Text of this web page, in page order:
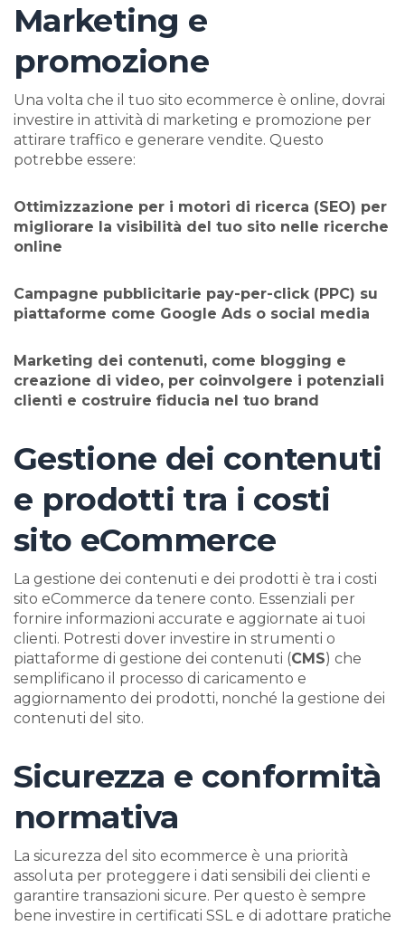
Marketing e
promozione
Una volta che il tuo sito ecommerce è online, dovrai
investire in attività di marketing e promozione per
attirare traffico e generare vendite. Questo
potrebbe essere:
Ottimizzazione per i motori di ricerca (SEO) per
migliorare la visibilità del tuo sito nelle ricerche
online
Campagne pubblicitarie pay-per-click (PPC) su
piattaforme come Google Ads o social media
Marketing dei contenuti, come blogging e
creazione di video, per coinvolgere i potenziali
clienti e costruire fiducia nel tuo brand
Gestione dei contenuti
e prodotti tra i costi
sito eCommerce
La gestione dei contenuti e dei prodotti è tra i costi
sito eCommerce da tenere conto. Essenziali per
fornire informazioni accurate e aggiornate ai tuoi
clienti. Potresti dover investire in strumenti o
piattaforme di gestione dei contenuti (CMS) che
semplificano il processo di caricamento e
aggiornamento dei prodotti, nonché la gestione dei
contenuti del sito.
Sicurezza e conformità
normativa
La sicurezza del sito ecommerce è una priorità
assoluta per proteggere i dati sensibili dei clienti e
garantire transazioni sicure. Per questo è sempre
bene investire in certificati SSL e di adottare pratiche